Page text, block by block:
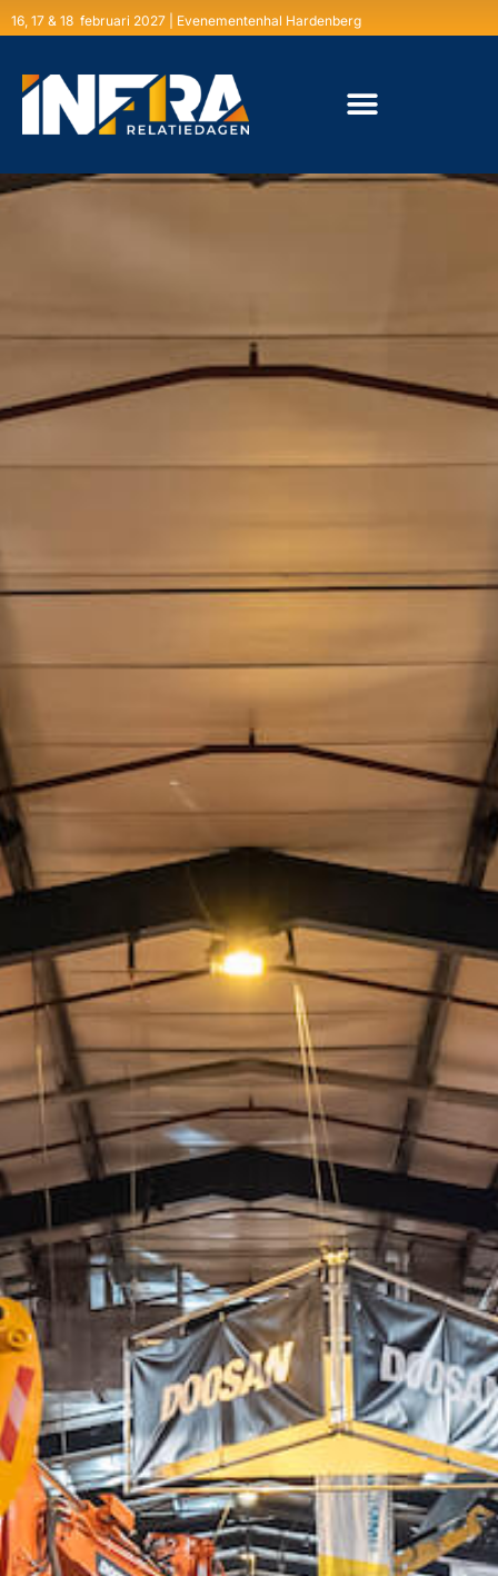
16, 17 & 18 februari 2027 | Evenementenhal Hardenberg